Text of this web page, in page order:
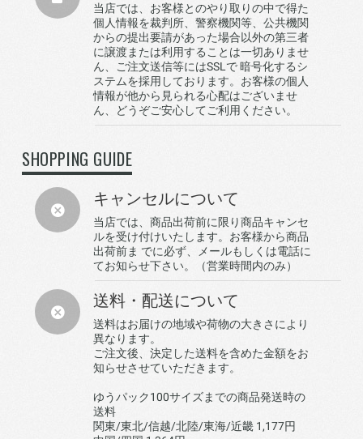
当店では、お客様とのやり取りの中で得た
個人情報を裁判所、警察機関等、公共機関
からの提出要請があった場合以外の第三者
に譲渡または利用することは一切ありませ
ん、ご注文送信等にはSSLで 暗号化するシ
ステムを採用しております。お客様の個人
情報が他から見られる心配はございませ
ん、どうぞご安心してご利用ください。
SHOPPING GUIDE
キャンセルについて
当店では、商品出荷前に限り商品キャンセ
ルを受け付けいたします。お客様から商品
出荷前ま でに必ず、メールもしくは電話に
てお知らせ下さい。（営業時間内のみ）
送料・配送について
送料はお届けの地域や荷物の大きさにより
異なります。
ご注文後、決定した送料を含めた金額をお
知らせさせていただきます。
ゆうパック100サイズまでの商品発送時の
送料
関東/東北/信越/北陸/東海/近畿 1,177円